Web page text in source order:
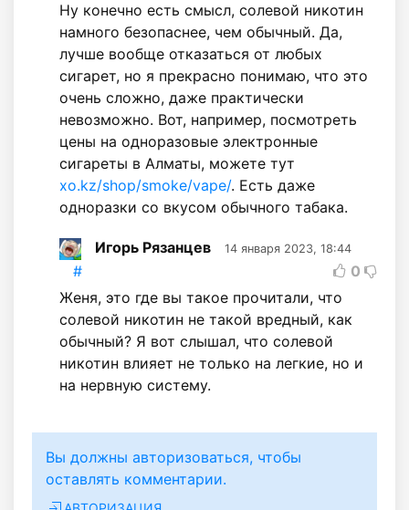
Ну конечно есть смысл, солевой никотин
намного безопаснее, чем обычный. Да,
лучше вообще отказаться от любых
сигарет, но я прекрасно понимаю, что это
очень сложно, даже практически
невозможно. Вот, например, посмотреть
цены на одноразовые электронные
сигареты в Алматы, можете тут
xo.kz/shop/smoke/vape/. Есть даже
одноразки со вкусом обычного табака.
Игорь Рязанцев 14 января 2023, 18:44
#
0
Женя, это где вы такое прочитали, что
солевой никотин не такой вредный, как
обычный? Я вот слышал, что солевой
никотин влияет не только на легкие, но и
на нервную систему.
Вы должны авторизоваться, чтобы
оставлять комментарии.